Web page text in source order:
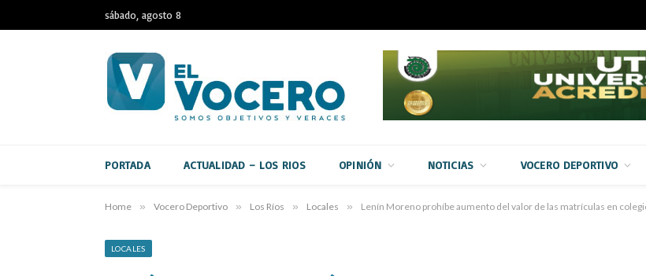
sábado, agosto 8
PORTADA ACTUALIDAD – LOS RIOS OPINIÓN NOTICIAS VOCERO DEPORTIVO
Home » Vocero Deportivo » Los Ríos » Locales » Lenín Moreno prohíbe aumento del valor de las matrículas en
LOCALES